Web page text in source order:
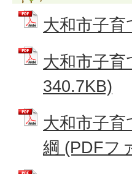
大和市子
大和市子
340.7KB)
大和市子育
綱 (PDFフ